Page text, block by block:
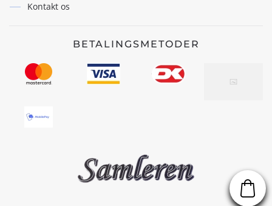
Kontakt os
BETALINGSMETODER